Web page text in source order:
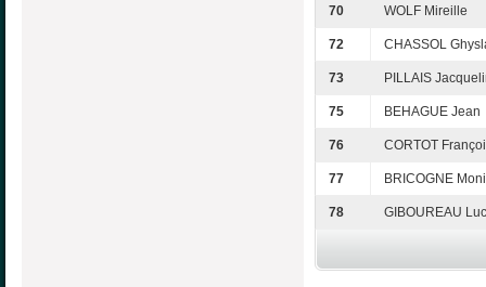
70 WOLF Mireille
72 CHASSOL
73 PILLAIS
75 BEHAGUE Jean
76 CORTOT
77 BRICOGNE
78 GIBOUREAU